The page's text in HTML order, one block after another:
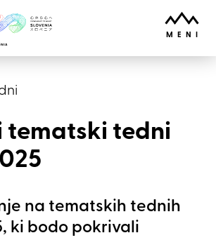
ODPRI
MENI
tematski tedni
na tematskih tednih
ki bodo pokrivali